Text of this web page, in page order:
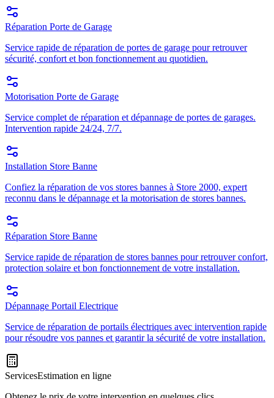
Réparation Porte de Garage
Service rapide de réparation de portes de garage pour retrouver
sécurité, confort et bon fonctionnement au quotidien.
Motorisation Porte de Garage
Service complet de réparation et dépannage de portes de garages.
Intervention rapide 24/24, 7/7.
Installation Store Banne
Confiez la réparation de vos stores bannes à Store 2000, expert
reconnu dans le dépannage et la motorisation de stores bannes.
Réparation Store Banne
Service rapide de réparation de stores bannes pour retrouver confort,
protection solaire et bon fonctionnement de votre installation.
Dépannage Portail Electrique
Service de réparation de portails électriques avec intervention rapide
pour résoudre vos pannes et garantir la sécurité de votre installation.
ServicesEstimation en ligne